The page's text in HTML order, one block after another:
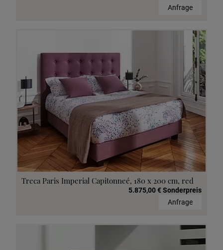
Anfrage
Treca Paris Imperial Capitonneé, 180 x 200 cm, red
5.875,00 € Sonderpreis
Anfrage